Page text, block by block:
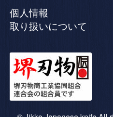
個人情報
取り扱いについて